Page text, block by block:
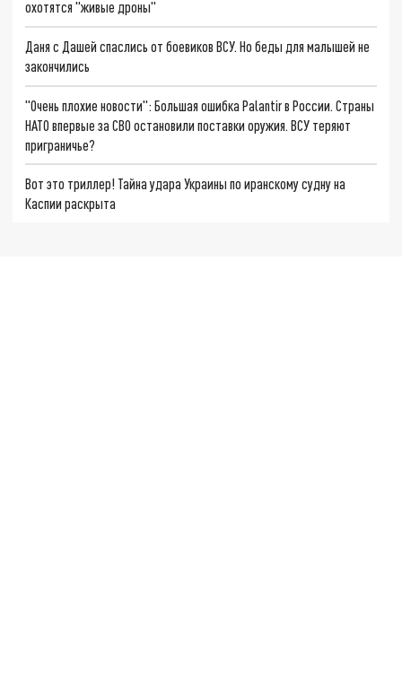
охотятся "живые дроны"
Даня с Дашей спаслись от боевиков ВСУ. Но беды для малышей не
закончились
"Очень плохие новости": Большая ошибка Palantir в России. Страны
НАТО впервые за СВО остановили поставки оружия. ВСУ теряют
приграничье?
Вот это триллер! Тайна удара Украины по иранскому судну на
Каспии раскрыта